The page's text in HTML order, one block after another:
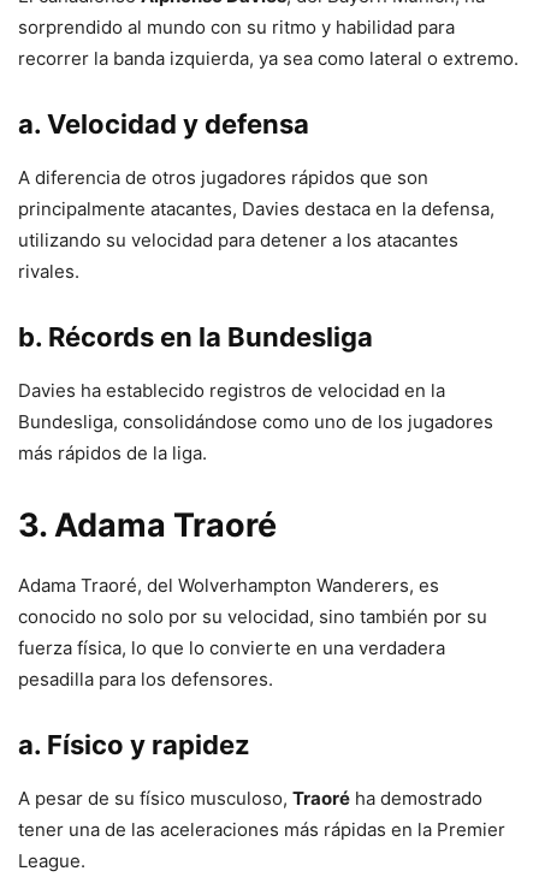
sorprendido al mundo con su ritmo y habilidad para
recorrer la banda izquierda, ya sea como lateral o extremo.
a. Velocidad y defensa
A diferencia de otros jugadores rápidos que son
principalmente atacantes, Davies destaca en la defensa,
utilizando su velocidad para detener a los atacantes
rivales.
b. Récords en la Bundesliga
Davies ha establecido registros de velocidad en la
Bundesliga, consolidándose como uno de los jugadores
más rápidos de la liga.
3. Adama Traoré
Adama Traoré, del Wolverhampton Wanderers, es
conocido no solo por su velocidad, sino también por su
fuerza física, lo que lo convierte en una verdadera
pesadilla para los defensores.
a. Físico y rapidez
A pesar de su físico musculoso, Traoré ha demostrado
tener una de las aceleraciones más rápidas en la Premier
League.